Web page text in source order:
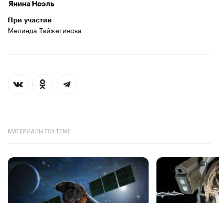
Янина Ноэль
При участии
Мелинда Тайжетинова
МАТЕРИАЛЫ ПО ТЕМЕ